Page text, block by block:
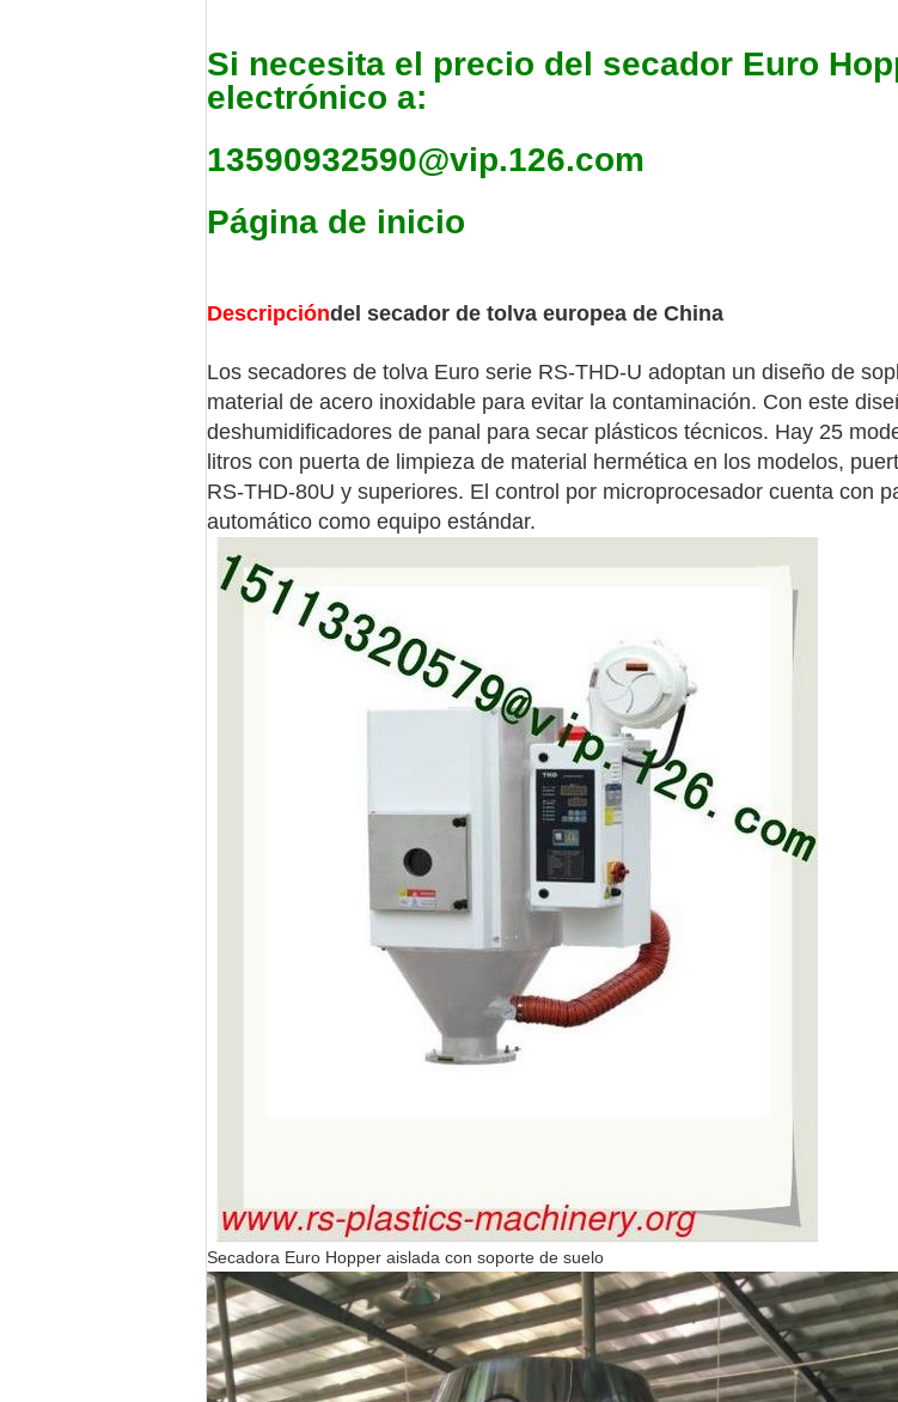
Si necesita el precio del secador Euro
electrónico a:
13590932590@vip.126.com
Página de inicio
Descripcióndel secador de tolva europea de China
Los secadores de tolva Euro serie RS-THD-U adoptan un diseño de
material de acero inoxidable para evitar la contaminación. Con este
deshumidificadores de panal para secar plásticos técnicos. Hay 25
litros con puerta de limpieza de material hermética en los modelos,
RS-THD-80U y superiores. El control por microprocesador cuenta con
automático como equipo estándar.
Secadora Euro Hopper aislada con soporte de suelo